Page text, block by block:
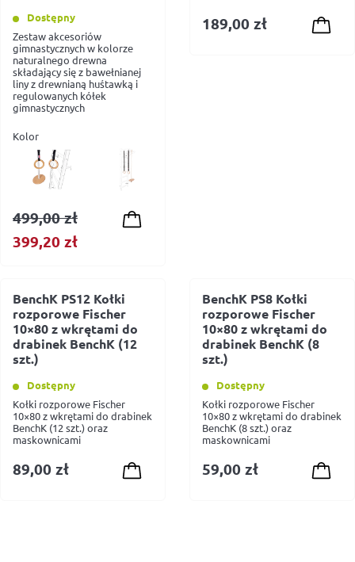
Dostępny
Zestaw akcesoriów
gimnastycznych w kolorze
naturalnego drewna
składający się z bawełnianej
liny z drewnianą huśtawką i
regulowanych kółek
gimnastycznych
Kolor
499,00zł
Pierwotna
499,00 zł.
399,20 złAktualna
399,20 zł.
189,00 zł
BenchK PS12 Kołki
rozporowe Fischer
10×80 z wkrętami do
drabinek BenchK (12
szt.)
Dostępny
Kołki rozporowe Fischer
10×80 z wkrętami do drabinek
BenchK (12 szt.) oraz
maskownicami
89,00 zł
BenchK PS8 Kołki
rozporowe Fischer
10×80 z wkrętami do
drabinek BenchK (8
szt.)
Dostępny
Kołki rozporowe Fischer
10×80 z wkrętami do drabinek
BenchK (8 szt.) oraz
maskownicami
59,00 zł